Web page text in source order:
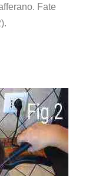
Fate